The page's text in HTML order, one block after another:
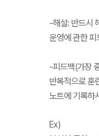
-해설: 반드시
운영에 관한
-피드백(가장
반복적으로 훈
노트에 기록하
Ex)